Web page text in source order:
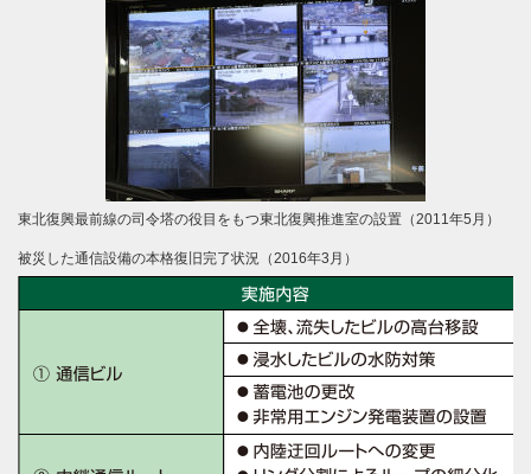
東北復興最前線の司令塔の役目をもつ東北復興推進室の設置（2011年5月）
被災した通信設備の本格復旧完了状況（2016年3月）